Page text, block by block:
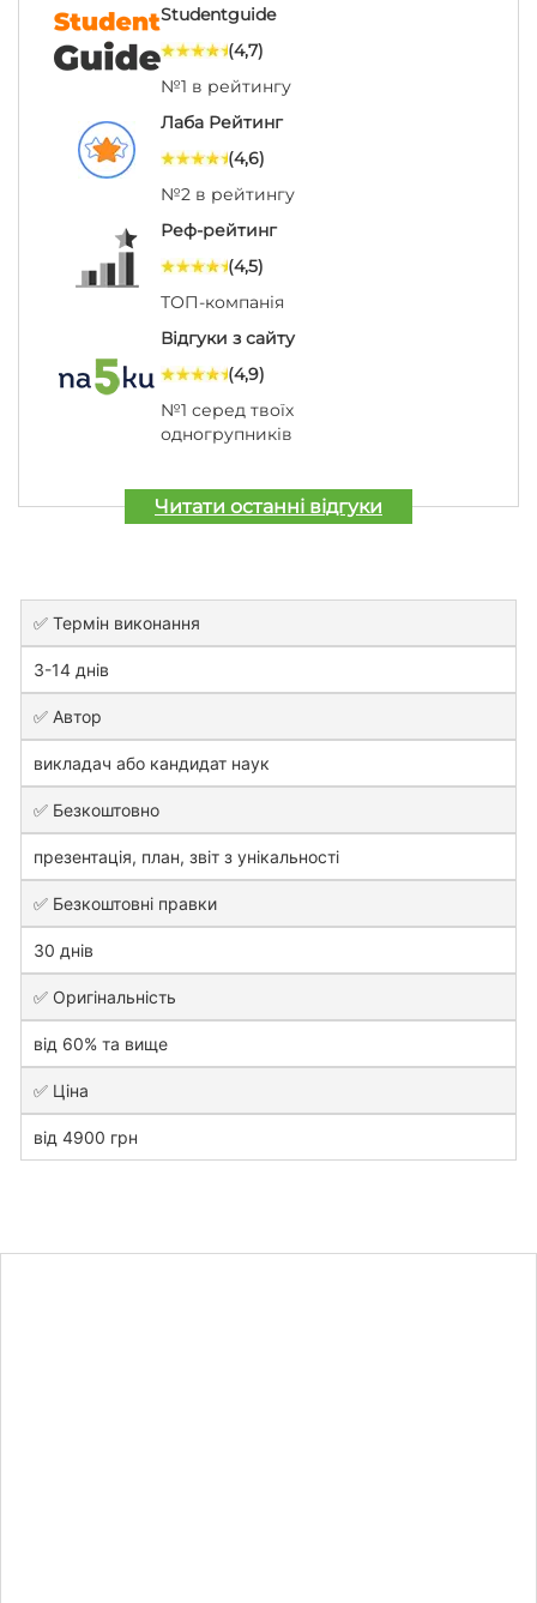
Studentguide
(4,7)
№1 в рейтингу
Лаба Рейтинг
(4,6)
№2 в рейтингу
Реф-рейтинг
(4,5)
ТОП-компанія
Відгуки з сайту
(4,9)
№1 серед твоїх
одногрупників
Читати останні відгуки
✅ Термін виконання
3-14 днів
✅ Автор
викладач або кандидат наук
✅ Безкоштовно
презентація, план, звіт з унікальності
✅ Безкоштовні правки
30 днів
✅ Оригінальність
від 60% та вище
✅ Ціна
від 4900 грн